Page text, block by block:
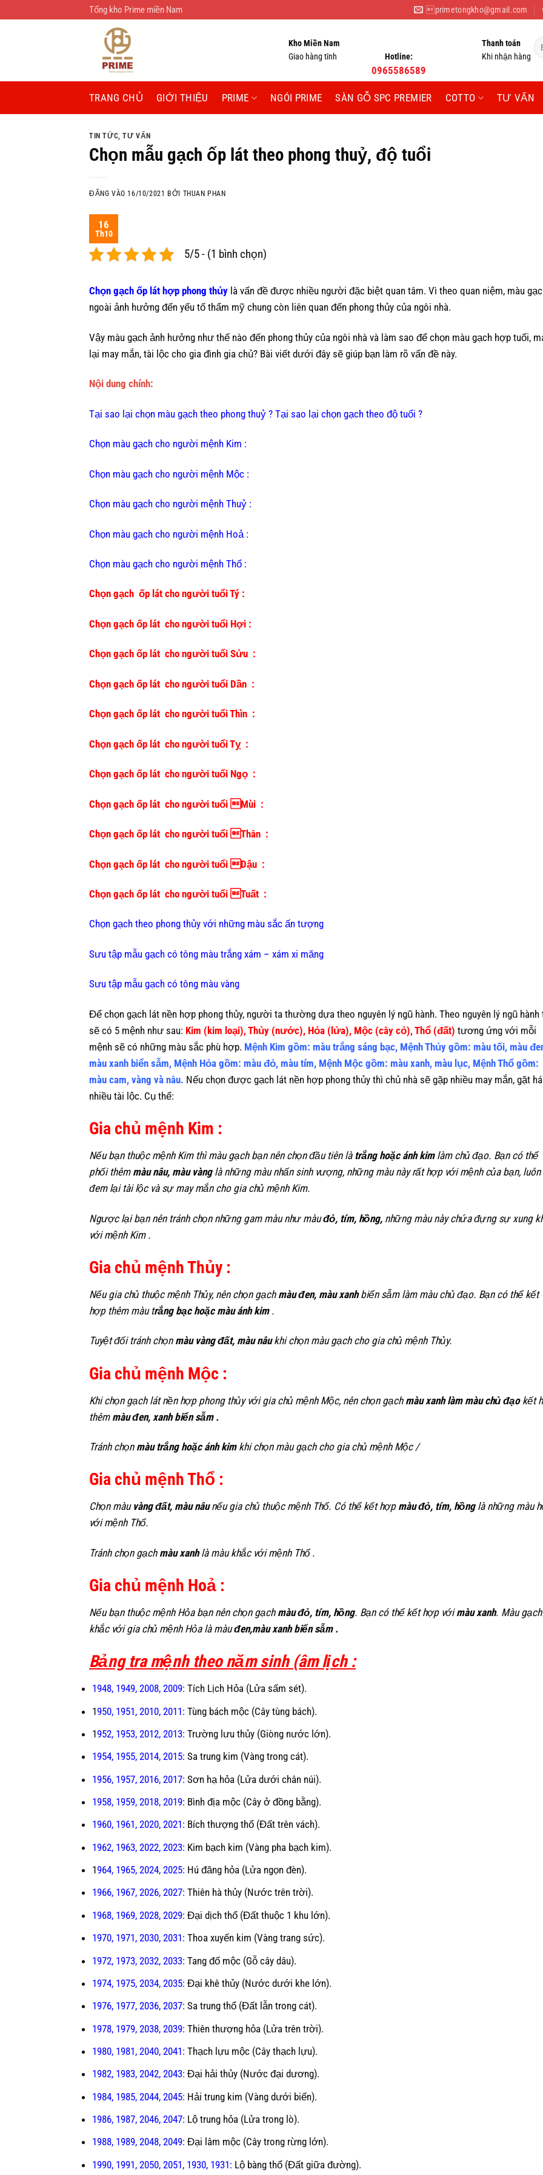
Tổng kho Prime miền Nam primetongkho@gmail.com
Kho Miền Nam
Giao hàng tỉnh
Hotline:
0965586589
Thanh toán
Khi nhận hàng
TRANG CHỦ GIỚI THIỆU PRIME NGÓI PRIME SÀN GỖ SPC PREMIER COTTO TƯ VẤN
TIN TỨC,TƯ VẤN
Chọn mẫu gạch ốp lát theo phong thuỷ, độ tuổi
ĐĂNG VÀO 16/10/2021 BỞI THUAN PHAN
16
Th10
5/5 - (1 bình chọn)
Chọn gạch ốp lát hợp phong thủy là vấn đề được nhiều người đặc biệt quan tâm. Vì theo quan niệm, màu
ngoài ảnh hưởng đến yếu tố thẩm mỹ chung còn liên quan đến phong thủy của ngôi nhà.
Vậy màu gạch ảnh hưởng như thế nào đến phong thủy của ngôi nhà và làm sao để chọn màu gạch hợp tuổi,
lại may mắn, tài lộc cho gia đình gia chủ? Bài viết dưới đây sẽ giúp bạn làm rõ vấn đề này.
Nội dung chính:
Tại sao lại chọn màu gạch theo phong thuỷ ? Tại sao lại chọn gạch theo độ tuổi ?
Chọn màu gạch cho người mệnh Kim :
Chọn màu gạch cho người mệnh Mộc :
Chọn màu gạch cho người mệnh Thuỷ :
Chọn màu gạch cho người mệnh Hoả :
Chọn màu gạch cho người mệnh Thổ :
Chọn gạch ốp lát cho người tuổi Tý :
Chọn gạch ốp lát cho người tuổi Hợi :
Chọn gạch ốp lát cho người tuổi Sửu :
Chọn gạch ốp lát cho người tuổi Dần :
Chọn gạch ốp lát cho người tuổi Thìn :
Chọn gạch ốp lát cho người tuổi Tỵ :
Chọn gạch ốp lát cho người tuổi Ngọ :
Chọn gạch ốp lát cho người tuổi Mùi :
Chọn gạch ốp lát cho người tuổi Thân :
Chọn gạch ốp lát cho người tuổi Dậu :
Chọn gạch ốp lát cho người tuổi Tuất :
Chọn gạch theo phong thủy với những màu sắc ấn tượng
Sưu tập mẫu gạch có tông màu trắng xám – xám xi măng
Sưu tập mẫu gạch có tông màu vàng
Để chọn gạch lát nền hợp phong thủy, người ta thường dựa theo nguyên lý ngũ hành. Theo nguyên lý ngũ hành
sẽ có 5 mệnh như sau: Kim (kim loại), Thủy (nước), Hỏa (lửa), Mộc (cây cỏ), Thổ (đất) tương ứng với mỗi
mệnh sẽ có những màu sắc phù hợp. Mệnh Kim gồm: màu trắng sáng bạc, Mệnh Thủy gồm: màu tối, màu
màu xanh biển sẫm, Mệnh Hỏa gồm: màu đỏ, màu tím, Mệnh Mộc gồm: màu xanh, màu lục, Mệnh Thổ gồm:
màu cam, vàng và nâu. Nếu chọn được gạch lát nền hợp phong thủy thì chủ nhà sẽ gặp nhiều may mắn, gặt
nhiều tài lộc. Cụ thể:
Gia chủ mệnh Kim :
Nếu bạn thuộc mệnh Kim thì màu gạch bạn nên chọn đầu tiên là trắng hoặc ánh kimlàm chủ đạo. Bạn có thể
phối thêm màu nâu, màu vànglà những màu nhấn sinh vượng, những màu này rất hợp với mệnh của bạn, luôn
đem lại tài lộc và sự may mắn cho gia chủ mệnh Kim.
Ngược lại bạn nên tránh chọn những gam màu như màuđỏ, tím, hồng, những màu này chứa đựng sự xung
với mệnh Kim .
Gia chủ mệnh Thủy :
Nếu gia chủ thuộc mệnh Thủy, nên chọn gạch màu đen, màu xanhbiển sẫm làm màu chủ đạo. Bạn có thể kết
hợp thêm màu trắng bạc hoặc màu ánh kim .
Tuyệt đối tránh chọn màu vàng đất, màu nâukhi chọn màu gạch cho gia chủ mệnh Thủy.
Gia chủ mệnh Mộc :
Khi chọn gạch lát nền hợp phong thủy với gia chủ mệnh Mộc, nên chọn gạch màu xanh làm màu chủ đạokết
thêm màu đen, xanh biển sẫm .
Tránh chọn màu trắng hoặc ánh kimkhi chọn màu gạch cho gia chủ mệnh Mộc /
Gia chủ mệnh Thổ :
Chọn màu vàng đất, màu nâunếu gia chủ thuộc mệnh Thổ. Có thể kết hợp màu đỏ, tím, hồnglà những màu
với mệnh Thổ.
Tránh chọn gạch màu xanhlà màu khắc với mệnh Thổ .
Gia chủ mệnh Hoả :
Nếu bạn thuộc mệnh Hỏa bạn nên chọn gạchmàu đỏ, tím, hồng. Bạn có thể kết hợp vớimàu xanh. Màu gạch
khắc với gia chủ mệnh Hỏa là màuđen,màu xanh biển sẫm .
Bảng tra mệnh theo năm sinh (âm lịch :
1948, 1949, 2008, 2009: Tích Lịch Hỏa (Lửa sấm sét).
1950, 1951, 2010, 2011: Tùng bách mộc (Cây tùng bách).
1952, 1953, 2012, 2013: Trường lưu thủy (Giòng nước lớn).
1954, 1955, 2014, 2015: Sa trung kim (Vàng trong cát).
1956, 1957, 2016, 2017: Sơn hạ hỏa (Lửa dưới chân núi).
1958, 1959, 2018, 2019: Bình địa mộc (Cây ở đồng bằng).
1960, 1961, 2020, 2021: Bích thượng thổ (Đất trên vách).
1962, 1963, 2022, 2023: Kim bạch kim (Vàng pha bạch kim).
1964, 1965, 2024, 2025: Hú đăng hỏa (Lửa ngọn đèn).
1966, 1967, 2026, 2027: Thiên hà thủy (Nước trên trời).
1968, 1969, 2028, 2029: Đại dịch thổ (Đất thuộc 1 khu lớn).
1970, 1971, 2030, 2031: Thoa xuyến kim (Vàng trang sức).
1972, 1973, 2032, 2033: Tang đố mộc (Gỗ cây dâu).
1974, 1975, 2034, 2035: Đại khê thủy (Nước dưới khe lớn).
1976, 1977, 2036, 2037: Sa trung thổ (Đất lẫn trong cát).
1978, 1979, 2038, 2039: Thiên thượng hỏa (Lửa trên trời).
1980, 1981, 2040, 2041: Thạch lựu mộc (Cây thạch lựu).
1982, 1983, 2042, 2043: Đại hải thủy (Nước đại dương).
1984, 1985, 2044, 2045: Hải trung kim (Vàng dưới biển).
1986, 1987, 2046, 2047: Lộ trung hỏa (Lửa trong lò).
1988, 1989, 2048, 2049: Đại lâm mộc (Cây trong rừng lớn).
1990, 1991, 2050, 2051, 1930, 1931: Lộ bàng thổ (Đất giữa đường).